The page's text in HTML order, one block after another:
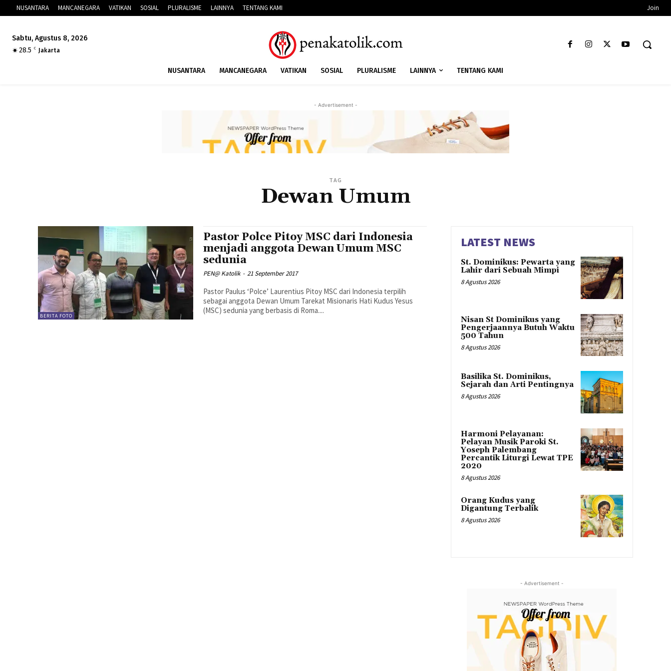
NUSANTARA MANCANEGARA VATIKAN SOSIAL PLURALISME LAINNYA TENTANG KAMI Join
Sabtu, Agustus 8, 2026
28.5
C Jakarta
NUSANTARA MANCANEGARA VATIKAN SOSIAL PLURALISME LAINNYA TENTANG KAMI
- Advertisement -
TAG
Dewan Umum
BERITA FOTO
Pastor Polce Pitoy MSC dari Indonesia
menjadi anggota Dewan Umum MSC
sedunia
PEN@ Katolik - 21 September 2017
Pastor Paulus ‘Polce’ Laurentius Pitoy MSC dari Indonesia terpilih
sebagai anggota Dewan Umum Tarekat Misionaris Hati Kudus Yesus
(MSC) sedunia yang berbasis di Roma....
LATEST NEWS
St. Dominikus: Pewarta yang
Lahir dari Sebuah Mimpi
8 Agustus 2026
Nisan St Dominikus yang
Pengerjaannya Butuh Waktu
500 Tahun
8 Agustus 2026
Basilika St. Dominikus,
Sejarah dan Arti Pentingnya
8 Agustus 2026
Harmoni Pelayanan:
Pelayan Musik Paroki St.
Yoseph Palembang
Percantik Liturgi Lewat TPE
2020
8 Agustus 2026
Orang Kudus yang
Digantung Terbalik
8 Agustus 2026
- Advertisement -